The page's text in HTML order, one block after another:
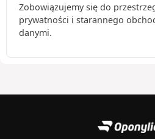
Zobowiązujemy się do
prywatności i starannego
danymi.